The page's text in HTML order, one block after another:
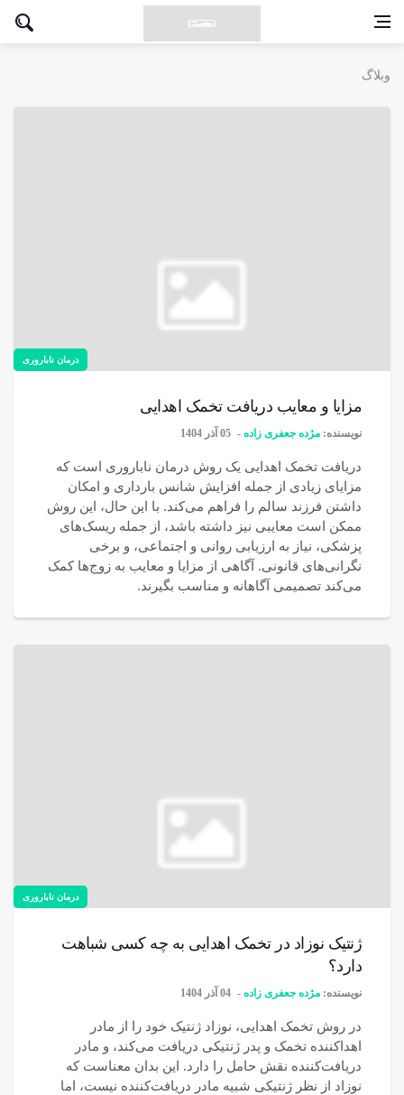
وبلاگ
درمان ناباروری
مزایا و معایب دریافت تخمک اهدایی
نویسنده: مژده جعفری زاده 05 آذر 1404
دریافت تخمک اهدایی یک روش درمان ناباروری است که
مزایای زیادی از جمله افزایش شانس بارداری و امکان
داشتن فرزند سالم را فراهم می‌کند. با این حال، این روش
ممکن است معایبی نیز داشته باشد، از جمله ریسک‌های
پزشکی، نیاز به ارزیابی روانی و اجتماعی، و برخی
نگرانی‌های قانونی. آگاهی از مزایا و معایب به زوج‌ها کمک
می‌کند تصمیمی آگاهانه و مناسب بگیرند.
درمان ناباروری
ژنتیک نوزاد در تخمک اهدایی به چه کسی شباهت
دارد؟
نویسنده: مژده جعفری زاده 04 آذر 1404
در روش تخمک اهدایی، نوزاد ژنتیک خود را از مادر
اهداکننده تخمک و پدر ژنتیکی دریافت می‌کند، و مادر
دریافت‌کننده نقش حامل را دارد. این بدان معناست که
نوزاد از نظر ژنتیکی شبیه مادر دریافت‌کننده نیست، اما